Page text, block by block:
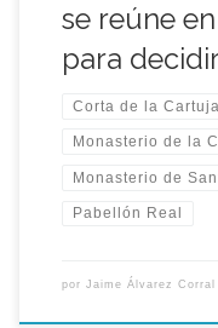
se reúne
para
Corta de la Cartuja
Monasterio de la
Monasterio de
Pabellón Real
por Jaime Álvarez Corral